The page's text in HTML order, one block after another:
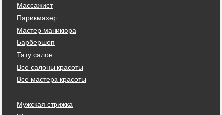
Массажист
Парикмахер
Мастер маникюра
Барбершоп
Тату салон
Все салоны красоты
Все мастера красоты
Мужская стрижка